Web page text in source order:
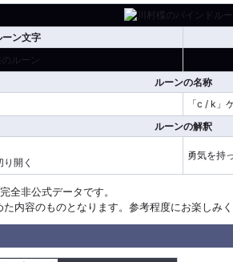
ーン文字
ルーンの名称
「c / k」
ルーンの解釈
開く
勇気を持
全非公式データです。
内容のものとなります。参考程度にお楽しみく